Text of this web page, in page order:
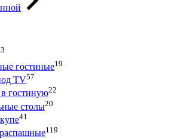
гостиные19
ТV57
гостиную22
столы20
41
119